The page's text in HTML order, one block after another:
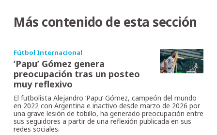
Más contenido de esta sección
Fútbol Internacional
‘Papu’ Gómez genera
preocupación tras un posteo
muy reflexivo
El futbolista Alejandro ‘Papu’ Gómez, campeón del mundo
en 2022 con Argentina e inactivo desde marzo de 2026 por
una grave lesión de tobillo, ha generado preocupación entre
sus seguidores a partir de una reflexión publicada en sus
redes sociales.